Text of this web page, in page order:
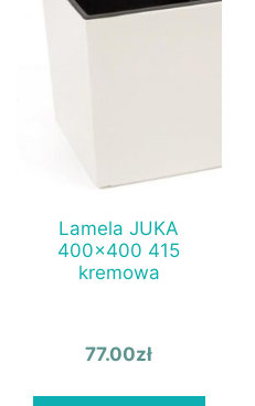
Lamela JUKA
400×400 415
kremowa
77.00zł